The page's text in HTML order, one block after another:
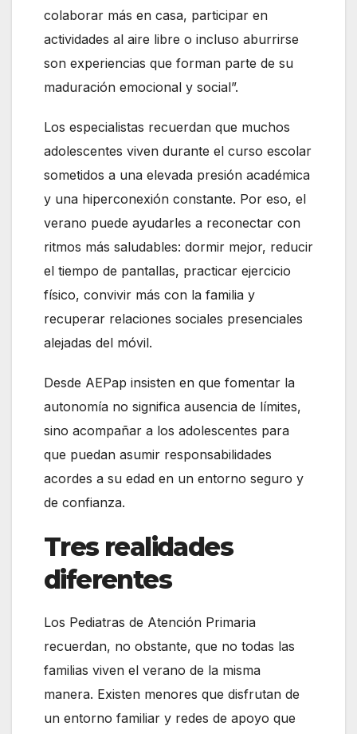
colaborar más en casa, participar en
actividades al aire libre o incluso aburrirse
son experiencias que forman parte de su
maduración emocional y social”.
Los especialistas recuerdan que muchos
adolescentes viven durante el curso escolar
sometidos a una elevada presión académica
y una hiperconexión constante. Por eso, el
verano puede ayudarles a reconectar con
ritmos más saludables: dormir mejor, reducir
el tiempo de pantallas, practicar ejercicio
físico, convivir más con la familia y
recuperar relaciones sociales presenciales
alejadas del móvil.
Desde AEPap insisten en que fomentar la
autonomía no significa ausencia de límites,
sino acompañar a los adolescentes para
que puedan asumir responsabilidades
acordes a su edad en un entorno seguro y
de confianza.
Tres realidades
diferentes
Los Pediatras de Atención Primaria
recuerdan, no obstante, que no todas las
familias viven el verano de la misma
manera. Existen menores que disfrutan de
un entorno familiar y redes de apoyo que